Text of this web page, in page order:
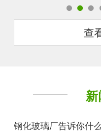
查
新
钢化玻璃厂告诉你什